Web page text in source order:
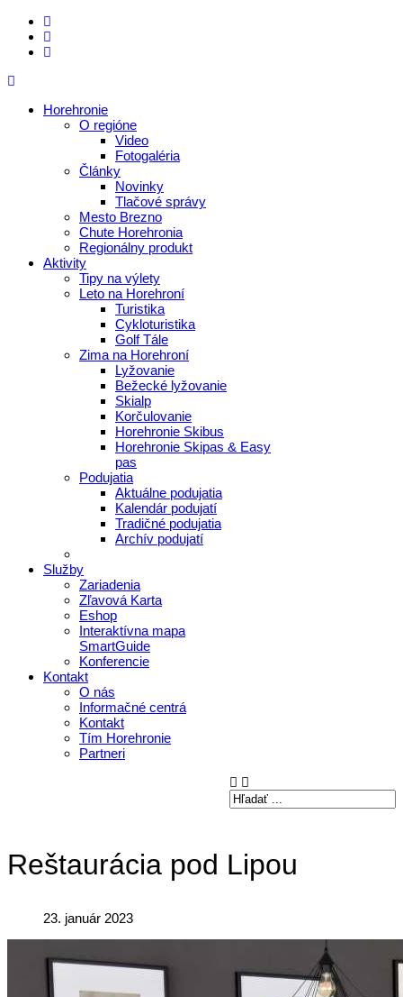
Horehronie
O regióne
Video
Fotogaléria
Články
Novinky
Tlačové správy
Mesto Brezno
Chute Horehronia
Regionálny produkt
Aktivity
Tipy na výlety
Leto na Horehroní
Turistika
Cykloturistika
Golf Tále
Zima na Horehroní
Lyžovanie
Bežecké lyžovanie
Skialp
Korčulovanie
Horehronie Skibus
Horehronie Skipas & Easy
pas
Podujatia
Aktuálne podujatia
Kalendár podujatí
Tradičné podujatia
Archív podujatí
Služby
Zariadenia
Zľavová Karta
Eshop
Interaktívna mapa
SmartGuide
Konferencie
Kontakt
O nás
Informačné centrá
Kontakt
Tím Horehronie
Partneri
Reštaurácia pod Lipou
23. január 2023